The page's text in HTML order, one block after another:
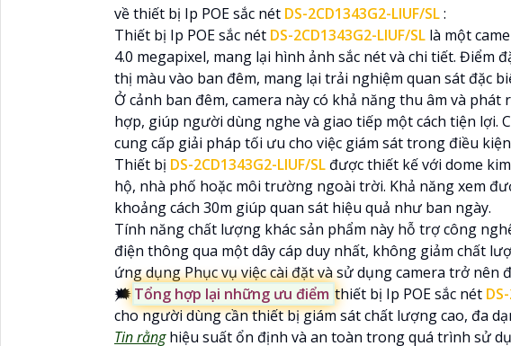
về thiết bị Ip POE sắc nét DS-2CD1343G2-LIUF/SL:
Thiết bị Ip POE sắc nét DS-2CD1343G2-LIUF/SL là một
4.0 megapixel, mang lại hình ảnh sắc nét và chi tiết. Điểm
thị màu vào ban đêm, mang lại trải nghiệm quan sát đặc
Ở cảnh ban đêm, camera này có khả năng thu âm và
hợp, giúp người dùng nghe và giao tiếp một cách tiện lợi.
cung cấp giải pháp tối ưu cho việc giám sát trong điều
Thiết bị DS-2CD1343G2-LIUF/SL được thiết kế với dome
hộ, nhà phố hoặc môi trường ngoài trời. Khả năng xem
khoảng cách 30m giúp quan sát hiệu quả như ban ngày.
Tính năng chất lượng khác sản phẩm này hỗ trợ công
điện thông qua một dây cáp duy nhất, không giảm chất
ứng dụng Phục vụ việc cài đặt và sử dụng camera trở nên
🗯️Tổng hợp lại những ưu điểm thiết bị Ip POE sắc nét
cho người dùng cần thiết bị giám sát chất lượng cao, đa
Tin rằnghiệu suất ổn định và an toàn trong quá trình sử